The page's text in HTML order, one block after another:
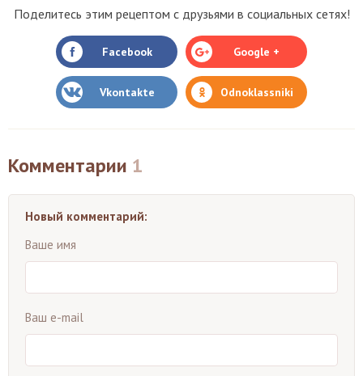
Поделитесь этим рецептом с друзьями в социальных сетях!
Facebook Google +
Vkontakte Odnoklassniki
Комментарии 1
Новый комментарий:
Ваше имя
Ваш e-mail